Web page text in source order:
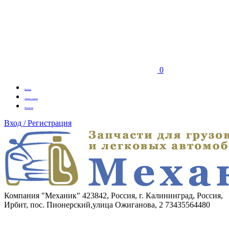
0
Бренды
Оплата заказа
Вакансии
Вход / Регистрация
Компания "Механик" 423842, Россия, г. Калининград, Россия,
Ирбит, пос. Пионерский,улица Ожиганова, 2 73435564480